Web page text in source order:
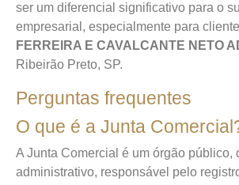
ser um diferencial significativo para o
empresarial, especialmente para
FERREIRA E CAVALCANTE NETO
Ribeirão Preto, SP.
Perguntas frequentes
O que é a Junta
A Junta Comercial é um órgão público,
administrativo, responsável pelo